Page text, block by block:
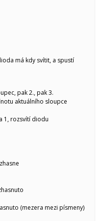
má kdy svítit, a spustí
pak 2., pak 3.
aktuálního sloupce
1, rozsvítí diodu
(mezera mezi písmeny)